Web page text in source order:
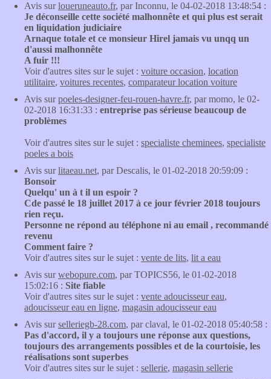
Avis surloueruneauto.fr, par Inconnu, le 04-02-2018 13:48:54 :
Je déconseille cette société malhonnête et qui plus est serait
en liquidation judiciaire
Arnaque totale et ce monsieur Hirel jamais vu unqq un
d'aussi malhonnête
A fuir !!!
Voir d'autres sites sur le sujet : voiture occasion, location
utilitaire, voitures recentes, comparateur location voiture
Avis surpoeles-designer-feu-rouen-havre.fr, par momo, le 02-
02-2018 16:31:33 : entreprise pas sérieuse beaucoup de
problèmes
Voir d'autres sites sur le sujet : specialiste cheminees, specialiste
poeles a bois
Avis surlitaeau.net, par Descalis, le 01-02-2018 20:59:09 :
Bonsoir
Quelqu' un à t il un espoir ?
Cde passé le 18 juillet 2017 à ce jour février 2018 toujours
rien reçu.
Personne ne répond au téléphone ni au email , recommandé
revenu
Comment faire ?
Voir d'autres sites sur le sujet : vente de lits, lit a eau
Avis surwebopure.com, par TOPICS56, le 01-02-2018
15:02:16 : Site fiable
Voir d'autres sites sur le sujet : vente adoucisseur eau,
adoucisseur eau en ligne, magasin adoucisseur eau
Avis surselleriegb-28.com, par claval, le 01-02-2018 05:40:58 :
Pas d'accord, il y a toujours une réponse aux questions,
toujours des arrangements possibles et de la courtoisie, les
réalisations sont superbes
Voir d'autres sites sur le sujet : sellerie, magasin sellerie